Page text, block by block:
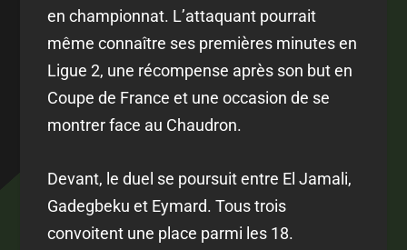
en championnat. L’attaquant pourrait
même connaître ses premières minutes en
Ligue 2, une récompense après son but en
Coupe de France et une occasion de se
montrer face au Chaudron.
Devant, le duel se poursuit entre El Jamali,
Gadegbeku et Eymard. Tous trois
convoitent une place parmi les 18.